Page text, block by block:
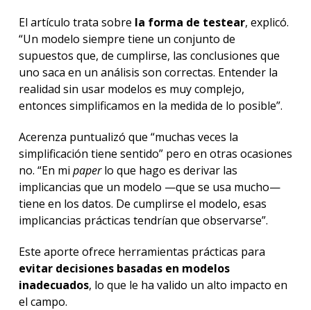
El artículo trata sobre la forma de testear, explicó.
“Un modelo siempre tiene un conjunto de
supuestos que, de cumplirse, las conclusiones que
uno saca en un análisis son correctas. Entender la
realidad sin usar modelos es muy complejo,
entonces simplificamos en la medida de lo posible”.
Acerenza puntualizó que “muchas veces la
simplificación tiene sentido” pero en otras ocasiones
no. “En mi paperlo que hago es derivar las
implicancias que un modelo —que se usa mucho—
tiene en los datos. De cumplirse el modelo, esas
implicancias prácticas tendrían que observarse”.
Este aporte ofrece herramientas prácticas para
evitar decisiones basadas en modelos
inadecuados, lo que le ha valido un alto impacto en
el campo.